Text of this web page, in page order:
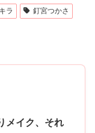
ラ 釘宮つかさ
メイク、それ